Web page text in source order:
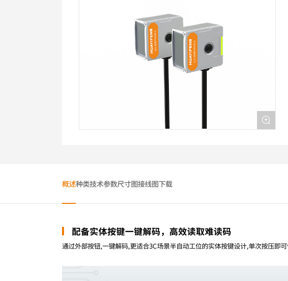
概述种类技术参数尺寸图接线图下载
配备实体按键一键解码，高效读取难读码
通过外部按钮,一键解码,更适合3C场景半自动工位的实体按键设计,单次按压即